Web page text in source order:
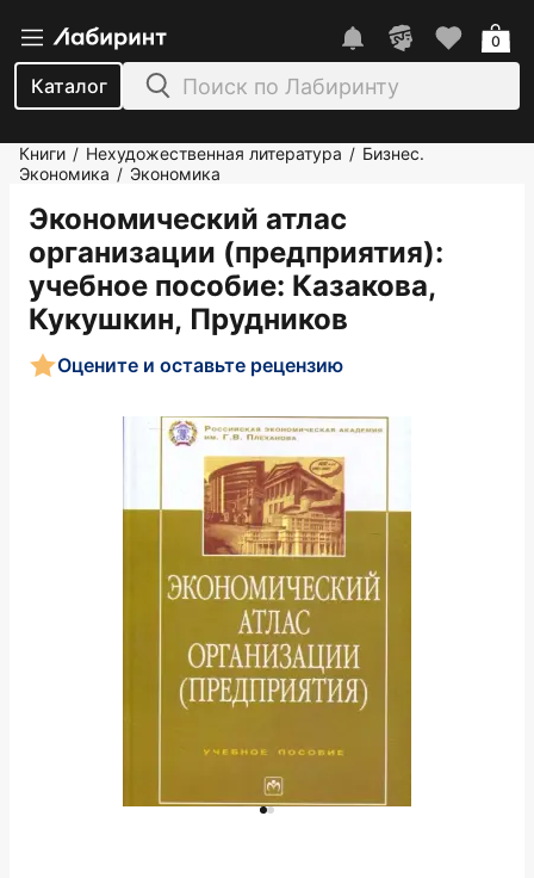
Каталог
0
Книги / Нехудожественная литература / Бизнес.
Экономика / Экономика
Экономический атлас
организации (предприятия):
учебное пособие: Казакова,
Кукушкин, Прудников
Оцените и оставьте рецензию